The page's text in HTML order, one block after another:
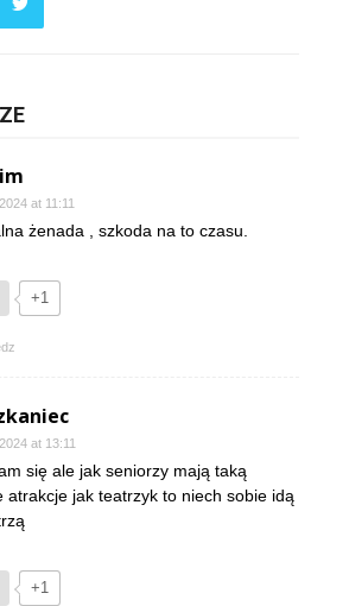
at 11:11
żenada , szkoda na to czasu.
+1
at 13:11
się ale jak seniorzy mają taką
atrakcje jak teatrzyk to niech sobie idą
+1